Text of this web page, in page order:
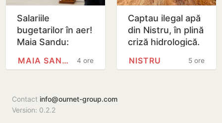
Salariile
bugetarilor în aer!
Maia Sandu:
septembrie ar
4 ore
MAIA SANDU
Captau ilegal apă
din Nistru, în plină
criză hidrologică.
Criuleni, amendați
5 ore
NISTRU
Contact info@ournet-group.com
Version: 0.2.2